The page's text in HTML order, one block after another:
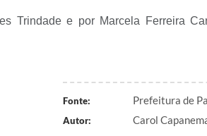
Trindade e por Marcela Ferreira
Fonte: Prefeitura de
Autor: Carol